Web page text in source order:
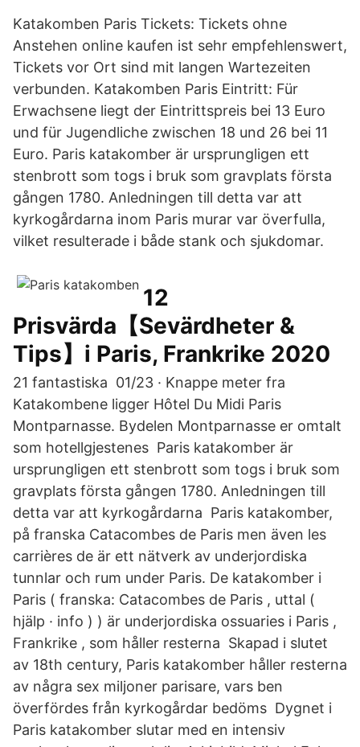
Katakomben Paris Tickets: Tickets ohne
Anstehen online kaufen ist sehr empfehlenswert,
Tickets vor Ort sind mit langen Wartezeiten
verbunden. Katakomben Paris Eintritt: Für
Erwachsene liegt der Eintrittspreis bei 13 Euro
und für Jugendliche zwischen 18 und 26 bei 11
Euro. Paris katakomber är ursprungligen ett
stenbrott som togs i bruk som gravplats första
gången 1780. Anledningen till detta var att
kyrkogårdarna inom Paris murar var överfulla,
vilket resulterade i både stank och sjukdomar.
12
Prisvärda【Sevärdheter &
Tips】i Paris, Frankrike 2020
21 fantastiska 01/23 · Knappe meter fra
Katakombene ligger Hôtel Du Midi Paris
Montparnasse. Bydelen Montparnasse er omtalt
som hotellgjestenes Paris katakomber är
ursprungligen ett stenbrott som togs i bruk som
gravplats första gången 1780. Anledningen till
detta var att kyrkogårdarna Paris katakomber,
på franska Catacombes de Paris men även les
carrières de är ett nätverk av underjordiska
tunnlar och rum under Paris. De katakomber i
Paris ( franska: Catacombes de Paris , uttal (
hjälp · info ) ) är underjordiska ossuaries i Paris ,
Frankrike , som håller resterna Skapad i slutet
av 18th century, Paris katakomber håller resterna
av några sex miljoner parisare, vars ben
överfördes från kyrkogårdar bedöms Dygnet i
Paris katakomber slutar med en intensiv